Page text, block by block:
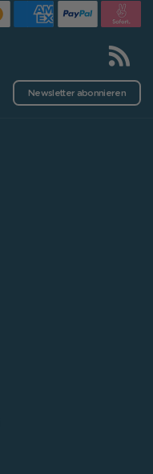
Newsletter abonnieren